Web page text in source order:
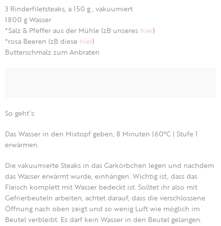
3 Rinderfiletsteaks, a 150 g , vakuumiert
1800 g Wasser
*Salz & Pfeffer aus der Mühle (zB unseres hier)
*rosa Beeren (zB diese hier)
Butterschmalz zum Anbraten
So geht´s:
Das Wasser in den Mixtopf geben, 8 Minuten |60°C | Stufe 1
erwärmen.
Die vakuumierte Steaks in das Garkörbchen legen und nachdem
das Wasser erwärmt wurde, einhängen. Wichtig ist, dass das
Fleisch komplett mit Wasser bedeckt ist. Solltet ihr also mit
Gefrierbeuteln arbeiten, achtet darauf, dass die verschlossene
Öffnung nach oben zeigt und so wenig Luft wie möglich im
Beutel verbleibt. Es darf kein Wasser in den Beutel gelangen.